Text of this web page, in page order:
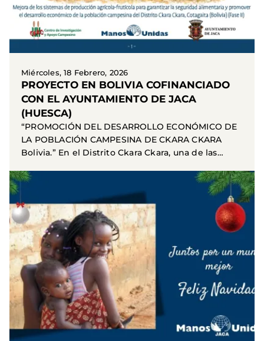
Miércoles, 18 Febrero, 2026
PROYECTO EN BOLIVIA COFINANCIADO
CON EL AYUNTAMIENTO DE JACA
(HUESCA)
“PROMOCIÓN DEL DESARROLLO ECONÓMICO DE
LA POBLACIÓN CAMPESINA DE CKARA CKARA
Bolivia.” En el Distrito Ckara Ckara, una de las